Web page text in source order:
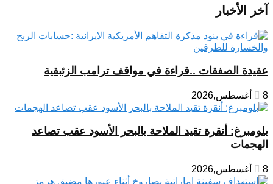
آخر الأخبار
عقيدة الصفقات ..قراءة في مواقف ترامب الزئبقية
8 أغسطس,2026
بلومبرغ: أنقرة تقيد الملاحة بالبحر الأسود عقب تصاعد
الهجمات
8 أغسطس,2026